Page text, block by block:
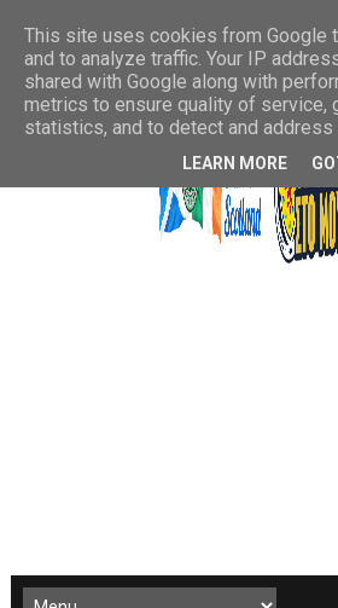
This site uses cookies from Google
and to analyze traffic. Your IP
shared with Google along with
metrics to ensure quality of service,
statistics, and to detect and address
LEARN MORE